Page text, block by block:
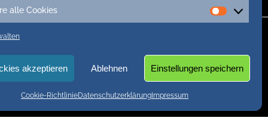
alle Cookies
akzeptieren Ablehnen Einstellungen speichern
Cookie-RichtlinieDatenschutzerklärungImpressum
ARCHIV